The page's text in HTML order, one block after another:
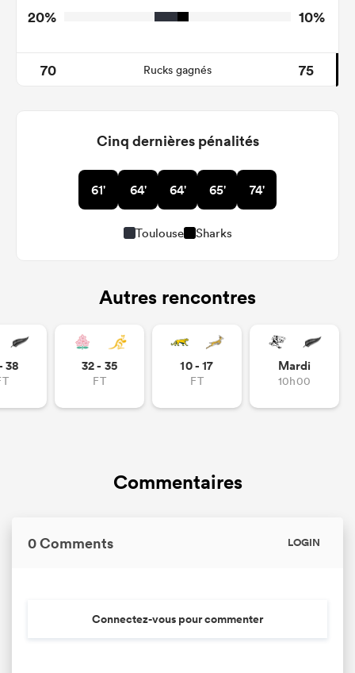
20% 10%
70 Rucks gagnés 75
Cinq dernières pénalités
61' 64' 64' 65' 74'
Toulouse Sharks
Autres rencontres
38 32 - 35
FT
10 - 17
FT
Mardi
10h00
Commentaires
0 Comments LOGIN
Connectez-vous pour commenter